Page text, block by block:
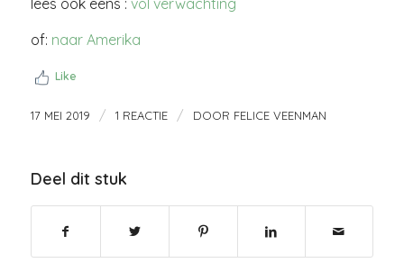
lees ook eens : vol verwachting
of: naar Amerika
Like
17 MEI 2019 / 1 REACTIE / DOOR FELICE VEENMAN
Deel dit stuk